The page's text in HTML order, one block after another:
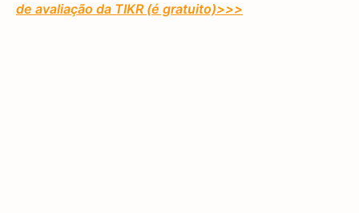
de avaliação da TIKR (é gratuito)>>>